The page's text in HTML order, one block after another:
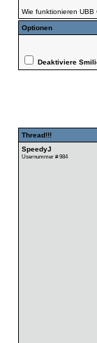
Wie funktionieren
Optionen
Deaktiviere
Thread!!!
SpeedyJ
Usernummer # 984